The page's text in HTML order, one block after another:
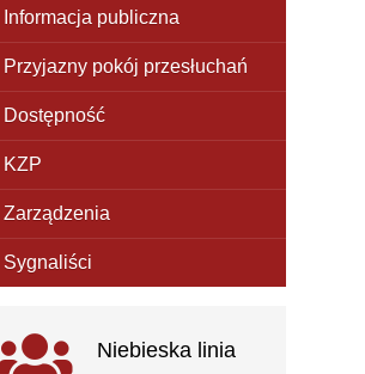
Informacja publiczna
Przyjazny pokój przesłuchań
Dostępność
KZP
Zarządzenia
Sygnaliści
Ważne linki
Niebieska linia